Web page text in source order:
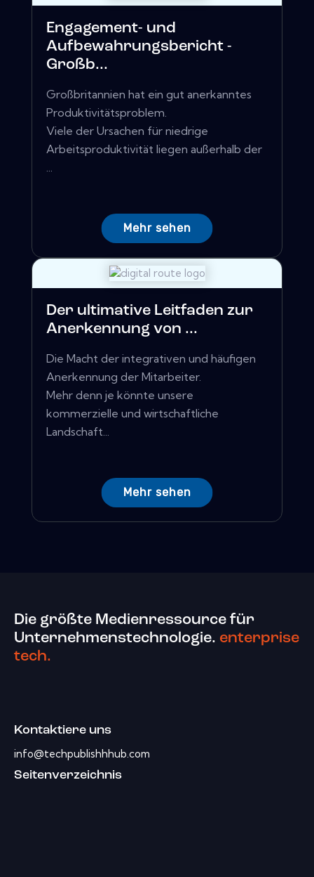
Engagement- und
Aufbewahrungsbericht -
Großb...
Großbritannien hat ein gut anerkanntes
Produktivitätsproblem.
Viele der Ursachen für niedrige
Arbeitsproduktivität liegen außerhalb der
...
Mehr sehen
Der ultimative Leitfaden zur
Anerkennung von ...
Die Macht der integrativen und häufigen
Anerkennung der Mitarbeiter.
Mehr denn je könnte unsere
kommerzielle und wirtschaftliche
Landschaft...
Mehr sehen
Die größte Medienressource für
Unternehmenstechnologie. enterprise
tech.
Kontaktiere uns
info@techpublishhhub.com
Seitenverzeichnis